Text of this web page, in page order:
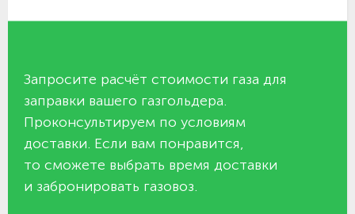
Запросите расчёт стоимости газа для
заправки вашего газгольдера.
Проконсультируем по условиям
доставки. Если вам понравится,
то сможете выбрать время доставки
и забронировать газовоз.